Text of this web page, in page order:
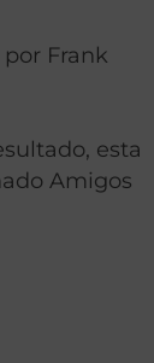
Frank
esta
Amigos